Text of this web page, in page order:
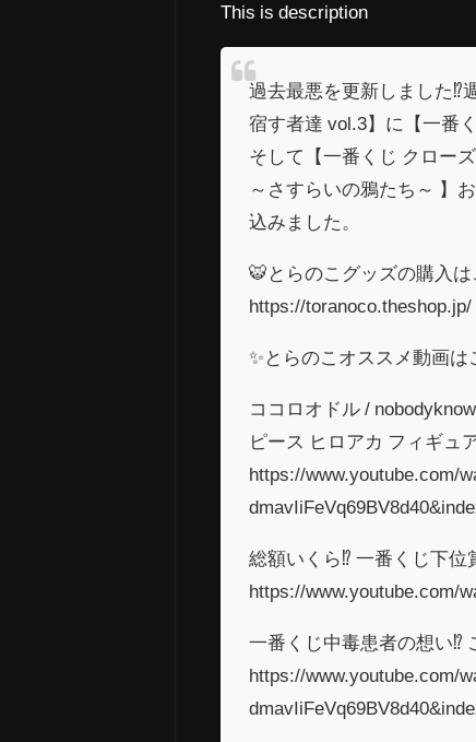
This is description
過去最悪を更新しました⁉️
宿す者達 vol.3】に【一番
そして【一番くじ クロー
～さすらいの鴉たち～ 】
込みました。
🐯とらのこグッズの購入
https://toranoco.theshop.jp/
✨とらのこオススメ動画は
ココロオドル /
ピース ヒロアカ フィギュ
https://www.youtube.com/
総額いくら⁉︎ 一番くじ下位
https://www.youtube.com/
一番くじ中毒患者の想い⁉︎
https://www.youtube.com/